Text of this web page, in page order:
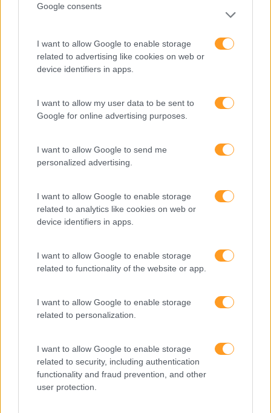
Google consents
I want to allow Google to enable storage
related to advertising like cookies on web or
device identifiers in apps.
I want to allow my user data to be sent to
Google for online advertising purposes.
I want to allow Google to send me
personalized advertising.
I want to allow Google to enable storage
related to analytics like cookies on web or
device identifiers in apps.
I want to allow Google to enable storage
related to functionality of the website or app.
I want to allow Google to enable storage
related to personalization.
I want to allow Google to enable storage
related to security, including authentication
functionality and fraud prevention, and other
user protection.
ABILWAYS REFORÇA PRESENÇA NA EUROPA COM A
ABERTURA DA SUA FILIAL EM ESPANHA A ABILWAYS,
Espanha: ABILWAYS ESPAÑA,…
LEIA MAIS
COMPETÊNCIAS DE INGLÊS: NUM MUNDO GLOBALIZADO, FALAR
INGLÊS É ESSENCIAL PARA O NEGÓCIO
Enterrar a cabeça na areia não é solução, falar inglês é